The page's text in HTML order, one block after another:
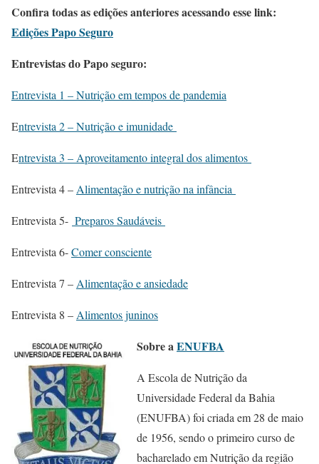
Confira todas as edições anteriores acessando esse link:
Edições Papo Seguro
Entrevistas do Papo seguro:
Entrevista 1 – Nutrição em tempos de pandemia
Entrevista 2 – Nutrição e imunidade
Entrevista 3 – Aproveitamento integral dos alimentos
Entrevista 4 – Alimentação e nutrição na infância
Entrevista 5- Preparos Saudáveis
Entrevista 6-Comer consciente
Entrevista 7 – Alimentação e ansiedade
Entrevista 8 – Alimentos juninos
Sobre aENUFBA
A Escola de Nutrição da
Universidade Federal da Bahia
(ENUFBA) foi criada em 28 de maio
de 1956, sendo o primeiro curso de
bacharelado em Nutrição da região